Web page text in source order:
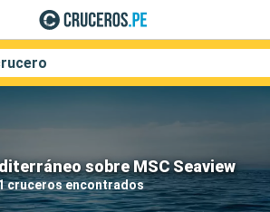
sobre MSC Seaview
cruceros encontrados